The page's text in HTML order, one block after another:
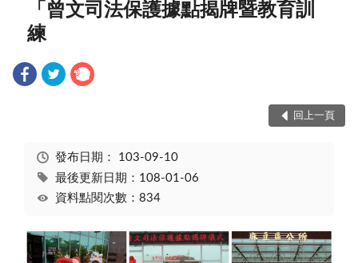
「曾文司法保護據點揭牌暨教育訓
練
回上一頁
發布日期： 103-09-10
最後更新日期：108-01-06
資料點閱次數：834